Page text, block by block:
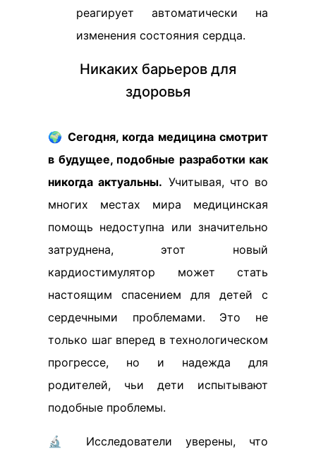
реагирует автоматически на
изменения состояния сердца.
Никаких барьеров для
здоровья
🌍 Сегодня, когда медицина смотрит
в будущее, подобные разработки как
никогда актуальны. Учитывая, что во
многих местах мира медицинская
помощь недоступна или значительно
затруднена, этот новый
кардиостимулятор может стать
настоящим спасением для детей с
сердечными проблемами. Это не
только шаг вперед в технологическом
прогрессе, но и надежда для
родителей, чьи дети испытывают
подобные проблемы.
🔬 Исследователи уверены, что